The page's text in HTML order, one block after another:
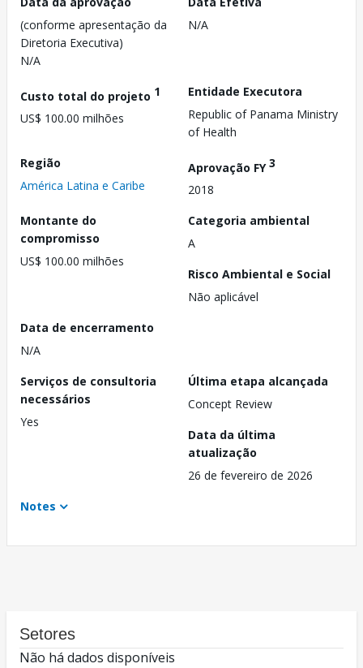
(conforme apresentação da
Diretoria Executiva)
N/A
N/A
Custo total do projeto 1
US$ 100.00 milhões
Entidade Executora
Republic of Panama Ministry
of Health
Região
América Latina e Caribe
Aprovação FY3
2018
Montante do
compromisso
US$ 100.00 milhões
Categoria ambiental
A
Risco Ambiental e Social
Não aplicável
Data de encerramento
N/A
Serviços de consultoria
necessários
Yes
Última etapa alcançada
Concept Review
Data da última
atualização
26 de fevereiro de 2026
Notes
Setores
Não há dados disponíveis